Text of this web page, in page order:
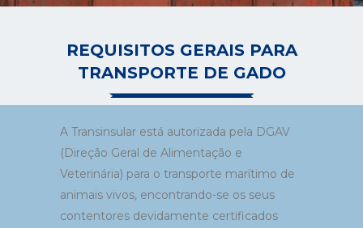
REQUISITOS GERAIS PARA
TRANSPORTE DE GADO
A Transinsular está autorizada pela DGAV
(Direção Geral de Alimentação e
Veterinária) para o transporte marítimo de
animais vivos, encontrando-se os seus
contentores devidamente certificados